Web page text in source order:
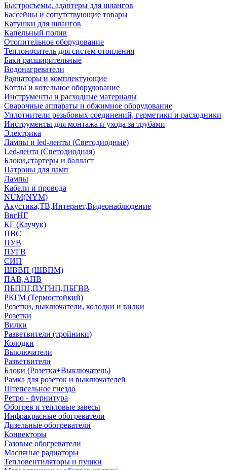
Быстросъемы, адаптеры для шлангов
Бассейны и сопутствующие товары
Катушки для шлангов
Капельный полив
Отопительное оборудование
Теплоноситель для систем отопления
Баки расширительные
Водонагреватели
Радиаторы и комплектующие
Котлы и котельное оборудование
Инструменты и расходные материалы
Сварочные аппараты и обжимное оборудование
Уплотнители резьбовых соединений, герметики и расходники
Инструменты для монтажа и ухода за трубами
Электрика
Лампы и led-ленты (Светодиодные)
Led-лента (Светодиодная)
Блоки,стартеры и балласт
Патроны для ламп
Лампы
Кабели и провода
NUM(NYM)
Акустика,ТВ,Интернет,Видеонаблюдение
ВвгНГ
КГ (Каучук)
ПВС
ПУВ
ПУГВ
СИП
ШВВП (ШВПМ)
ПАВ,АПВ
ПБППГ,ПУГНП,ПБГВВ
РКГМ (Термостойкий)
Розетки, выключатели, колодки и вилки
Розетки
Вилки
Разветвители (тройники)
Колодки
Выключатели
Разветвители
Блоки (Розетка+Выключатель)
Рамка для розеток и выключателей
Штепсельное гнездо
Ретро - фурнитура
Обогрев и тепловые завесы
Инфракрасные обогреватели
Дизельные обогреватели
Конвекторы
Газовые обогреватели
Масляные радиаторы
Тепловентиляторы и пушки